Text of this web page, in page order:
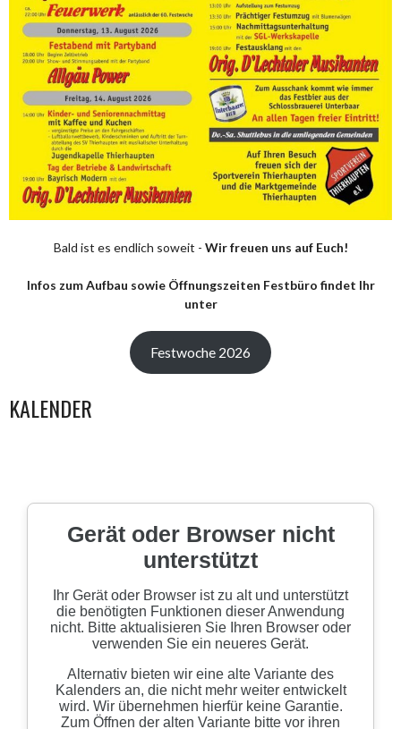
Bald ist es endlich soweit - Wir freuen uns auf Euch!
Infos zum Aufbau sowie Öffnungszeiten Festbüro findet Ihr
unter
Festwoche 2026
KALENDER